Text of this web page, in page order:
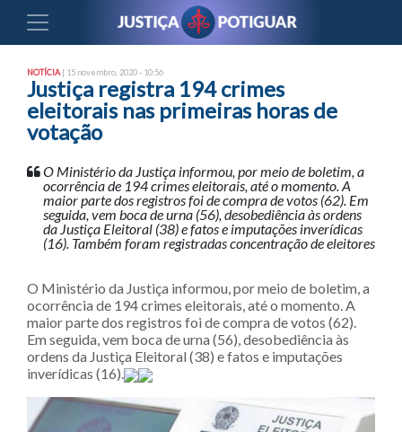
NOTÍCIA | 15 novembro, 2020 - 10:56
Justiça registra 194 crimes
eleitorais nas primeiras horas de
votação
O Ministério da Justiça informou, por meio de boletim, a
ocorrência de 194 crimes eleitorais, até o momento. A
maior parte dos registros foi de compra de votos (62). Em
seguida, vem boca de urna (56), desobediência às ordens
da Justiça Eleitoral (38) e fatos e imputações inverídicas
(16). Também foram registradas concentração de eleitores
O Ministério da Justiça informou, por meio de boletim, a
ocorrência de 194 crimes eleitorais, até o momento. A
maior parte dos registros foi de compra de votos (62).
Em seguida, vem boca de urna (56), desobediência às
ordens da Justiça Eleitoral (38) e fatos e imputações
inverídicas (16).